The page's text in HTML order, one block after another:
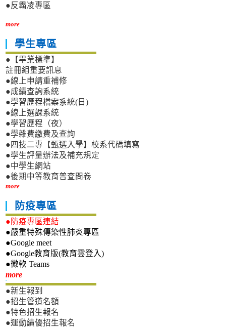
●反霸凌專區
more
學生專區
●【畢業標準】
註冊組重要訊息
●線上申請重補修
●成績查詢系統
●學習歷程檔案系統(日)
●線上選課系統
●學習歷程（夜）
●學雜費繳費及查詢
●四技二專【甄選入學】校系代碼填寫
●學生評量辦法及補充規定
●中學生網站
●後期中等教育普查問卷
more
防疫專區
●防疫專區連結
●嚴重特殊傳染性肺炎專區
●Google meet
●Google教育版(教育雲登入)
●微軟 Teams
more新生專區
●新生報到
●招生管道名額
●特色招生報名
●運動績優招生報名